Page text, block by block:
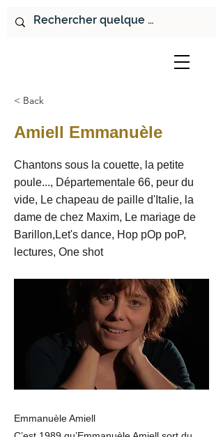
< Back
Amiell Emmanuèle
Chantons sous la couette, la petite
poule..., Départementale 66, peur du
vide, Le chapeau de paille d'Italie, la
dame de chez Maxim, Le mariage de
Barillon,Let's dance, Hop pOp poP,
lectures, One shot
Emmanuèle Amiell